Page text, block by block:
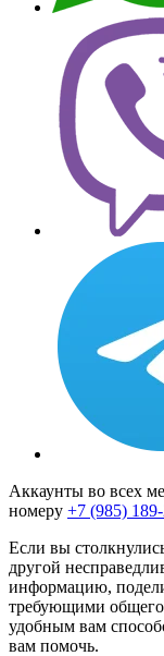
Аккаунты во всех
номеру +7 (985)
Если вы
другой
информацию,
требующими
удобным вам
вам помочь.